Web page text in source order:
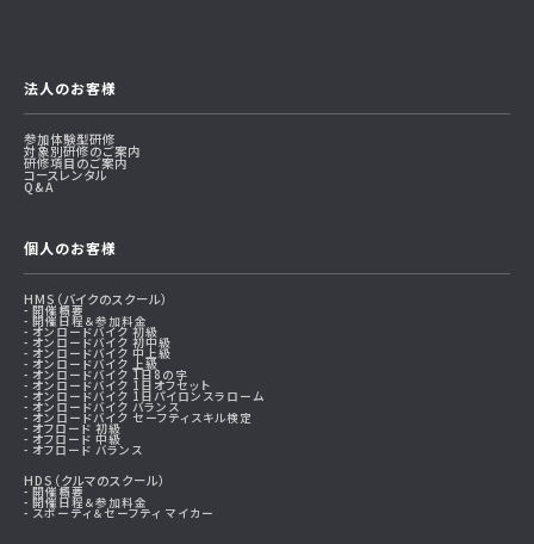
法人のお客様
参加体験型研修
対象別研修のご案内
研修項目のご案内
コースレンタル
Q&A
個人のお客様
HMS（バイクのスクール）
開催概要
開催日程＆参加料金
オンロードバイク 初級
オンロードバイク 初中級
オンロードバイク 中上級
オンロードバイク 上級
オンロードバイク 1日8の字
オンロードバイク 1日オフセット
オンロードバイク 1日パイロンスラローム
オンロードバイク バランス
オンロードバイク セーフティスキル検定
オフロード 初級
オフロード 中級
オフロード バランス
HDS（クルマのスクール）
開催概要
開催日程＆参加料金
スポーティ＆セーフティ マイカー